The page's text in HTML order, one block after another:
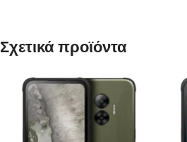
Σχετικά προϊόντα